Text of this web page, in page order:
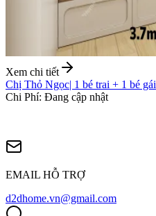
Xem chi tiết
Chị Thỏ Ngọc| 1 bé trai + 1 bé gái
Chi Phí: Đang cập nhật
EMAIL HỖ TRỢ
d2dhome.vn@gmail.com